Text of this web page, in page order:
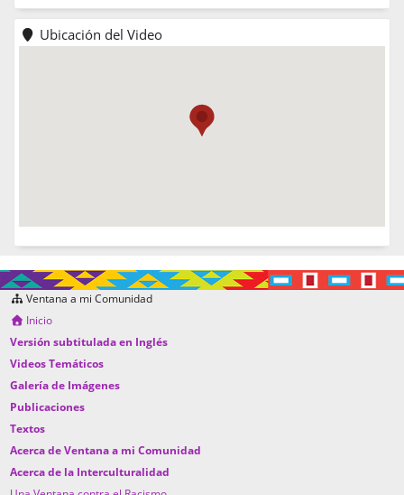
Ubicación del Video
Ventana a mi Comunidad
Inicio
Versión subtitulada en Inglés
Videos Temáticos
Galería de Imágenes
Publicaciones
Textos
Acerca de Ventana a mi Comunidad
Acerca de la Interculturalidad